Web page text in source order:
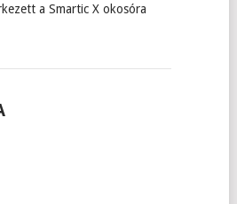
a Smartic X okosóra